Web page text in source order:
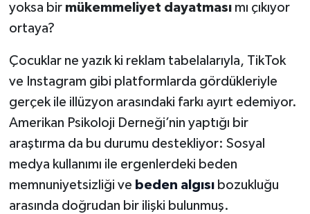
yoksa bir mükemmeliyet dayatmasımı çıkıyor
ortaya?
Çocuklar ne yazık ki reklam tabelalarıyla, TikTok
ve Instagram gibi platformlarda gördükleriyle
gerçek ile illüzyon arasındaki farkı ayırt edemiyor.
Amerikan Psikoloji Derneği’nin yaptığı bir
araştırma da bu durumu destekliyor: Sosyal
medya kullanımı ile ergenlerdeki beden
memnuniyetsizliği ve beden algısıbozukluğu
arasında doğrudan bir ilişki bulunmuş.